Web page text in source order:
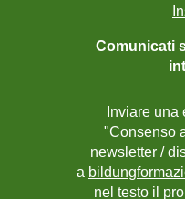
Comunicati
Inviare
"Consenso
newsletter /
a
nel testo il